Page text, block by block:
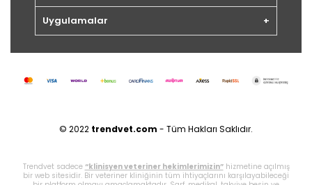
Uygulamalar
© 2022 trendvet.com - Tüm Hakları Saklıdır.
Trendvet sadece “klinisyen veteriner hekimlerimizin”hizmetine açılmış
bir web sitesidir. Bir veteriner kliniğinin tüm ihtiyaçlarını karşılayabileceği